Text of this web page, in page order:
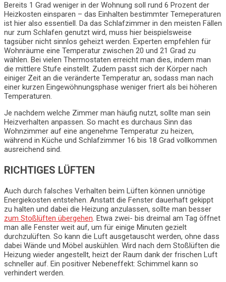
Bereits 1 Grad weniger in der Wohnung soll rund 6 Prozent der
Heizkosten einsparen – das Einhalten bestimmter Temeperaturen
ist hier also essentiell. Da das Schlafzimmer in den meisten Fällen
nur zum Schlafen genutzt wird, muss hier beispielsweise
tagsüber nicht sinnlos geheizt werden. Experten empfehlen für
Wohnräume eine Temperatur zwischen 20 und 21 Grad zu
wählen. Bei vielen Thermostaten erreicht man dies, indem man
die mittlere Stufe einstellt. Zudem passt sich der Körper nach
einiger Zeit an die veränderte Temperatur an, sodass man nach
einer kurzen Eingewöhnungsphase weniger friert als bei höheren
Temperaturen.
Je nachdem welche Zimmer man häufig nutzt, sollte man sein
Heizverhalten anpassen. So macht es durchaus Sinn das
Wohnzimmer auf eine angenehme Temperatur zu heizen,
während in Küche und Schlafzimmer 16 bis 18 Grad vollkommen
ausreichend sind.
RICHTIGES LÜFTEN
Auch durch falsches Verhalten beim Lüften können unnötige
Energiekosten entstehen. Anstatt die Fenster dauerhaft gekippt
zu halten und dabei die Heizung anzulassen, sollte man besser
zum Stoßlüften übergehen. Etwa zwei- bis dreimal am Tag öffnet
man alle Fenster weit auf, um für einige Minuten gezielt
durchzulüften. So kann die Luft ausgetauscht werden, ohne dass
dabei Wände und Möbel auskühlen. Wird nach dem Stoßlüften die
Heizung wieder angestellt, heizt der Raum dank der frischen Luft
schneller auf. Ein positiver Nebeneffekt: Schimmel kann so
verhindert werden.